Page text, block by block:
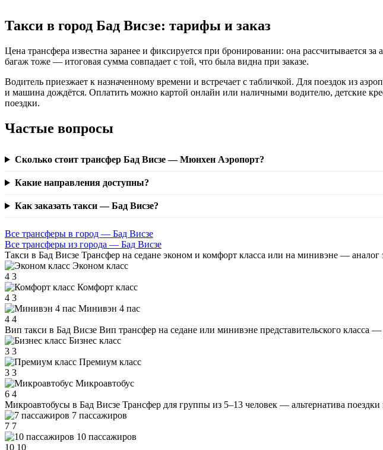
Такси в город Бад Висзе: тарифы и заказ
Цена трансфера известна заранее и фиксируется при бронировании: она рассчитывается
багаж тоже — итоговая сумма совпадает с той, что была видна при заказе.
Водитель приезжает к назначенному времени и встречает с табличкой. Для поездок из
и машина дождётся. Оплатить можно картой онлайн или наличными водителю, детские
поездки.
Частые вопросы
Сколько стоит трансфер Бад Висзе — Мюнхен Аэропорт?
Какие направления доступны?
Как заказать такси — Бад Висзе?
Все трансферы в город — Бад Висзе
Все трансферы из города — Бад Висзе
Такси в Бад Висзе Трансфер на седане эконом и комфорт класса или на минивэне — аналог
Эконом класс
4 3
Комфорт класс
4 3
Минивэн 4 пас
4 4
Вип такси в Бад Висзе Вип трансфер на седане или минивэне представительского класса
Бизнес класс
3 3
Премиум класс
3 3
Микроавтобус
6 4
Микроавтобусы в Бад Висзе Трансфер для группы из 5–13 человек — альтернатива
7 пассажиров
7 7
10 пассажиров
10 10